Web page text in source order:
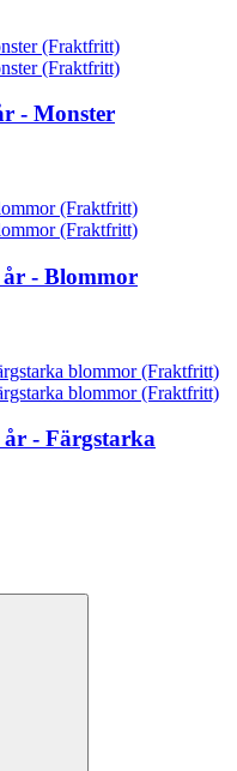
- Monster
- Blommor
- Färgstarka